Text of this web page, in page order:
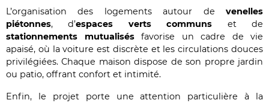
L’organisation des logements autour de venelles
piétonnes, d’espaces verts communs et de
stationnements mutualisésfavorise un cadre de vie
apaisé, où la voiture est discrète et les circulations douces
privilégiées. Chaque maison dispose de son propre jardin
ou patio, offrant confort et intimité.
Enfin, le projet porte une attention particulière à la